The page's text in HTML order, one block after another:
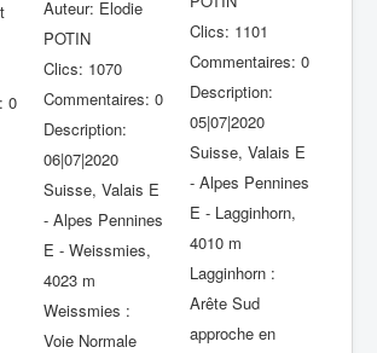
0
Auteur: Elodie
POTIN
Clics: 1070
Commentaires: 0
Description:
06|07|2020
Suisse, Valais E
- Alpes Pennines
E - Weissmies,
4023 m
Weissmies :
Voie Normale
Clics: 1101
Commentaires: 0
Description:
05|07|2020
Suisse, Valais E
- Alpes Pennines
E - Lagginhorn,
4010 m
Lagginhorn :
Arête Sud
approche en